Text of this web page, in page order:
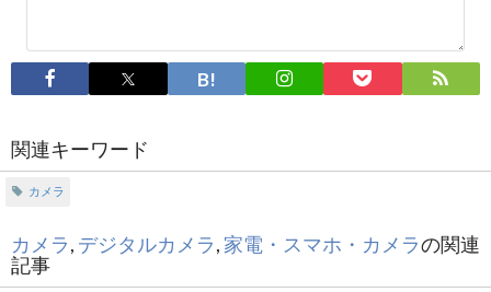
関連キーワード
カメラ
カメラ, デジタルカメラ, 家電・スマホ・カメラの関連
記事